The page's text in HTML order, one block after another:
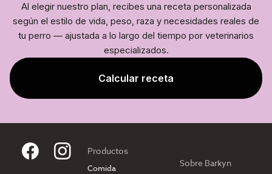
Al elegir nuestro plan, recibes una receta personalizada
según el estilo de vida, peso, raza y necesidades reales de
tu perro — ajustada a lo largo del tiempo por veterinarios
especializados.
Calcular receta
Productos
Comida
Sobre Barkyn